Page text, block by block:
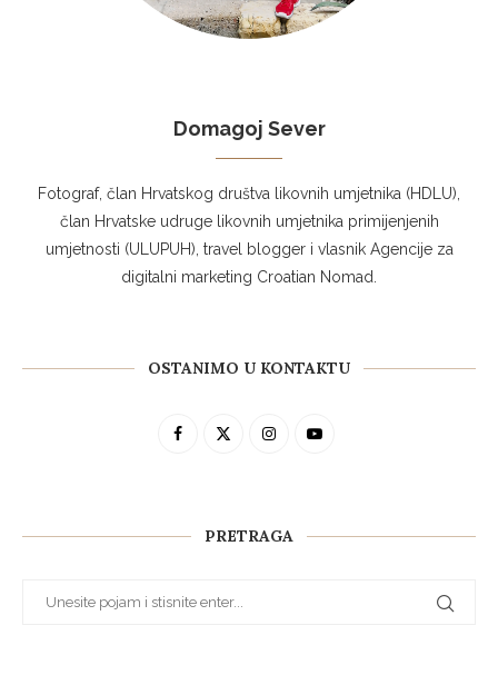
Domagoj Sever
Fotograf, član Hrvatskog društva likovnih umjetnika (HDLU),
član Hrvatske udruge likovnih umjetnika primijenjenih
umjetnosti (ULUPUH), travel blogger i vlasnik Agencije za
digitalni marketing Croatian Nomad.
OSTANIMO U KONTAKTU
PRETRAGA